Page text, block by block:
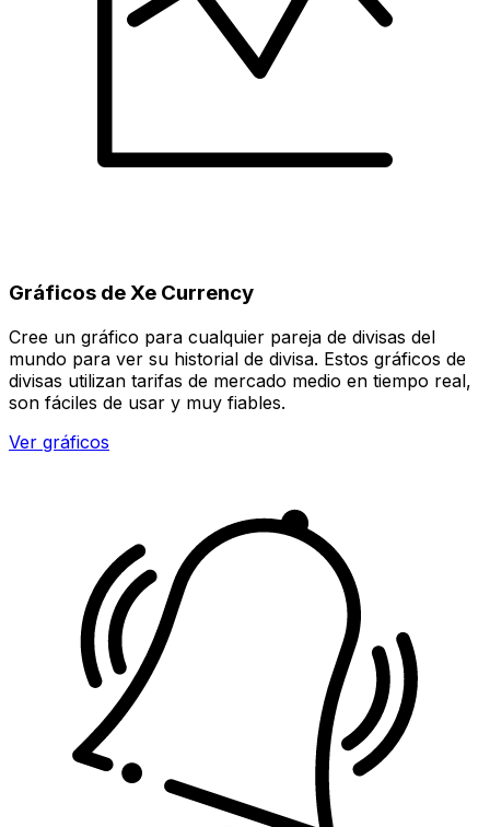
Gráficos de Xe Currency
Cree un gráfico para cualquier pareja de divisas del
mundo para ver su historial de divisa. Estos gráficos de
divisas utilizan tarifas de mercado medio en tiempo real,
son fáciles de usar y muy fiables.
Ver gráficos